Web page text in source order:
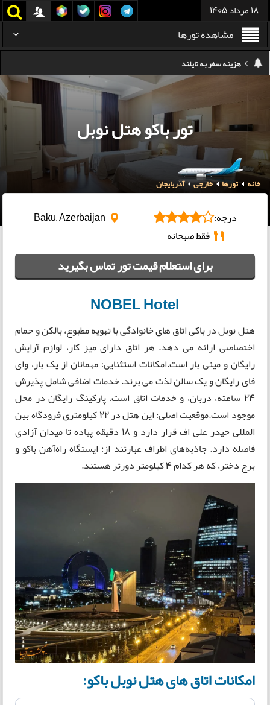
18 مرداد 1405
مشاهده تورها
هزینه سفر به تایلند
کدام هواپیمایی کدام ترمینال مهرآباد؟
استرداد بلیط هواپیما در شرایط جنگی
هزینه تفریحات استانبول ۲۰۲۵
سفر به ارمنستان | دیدنی‌ها و تجربیات جذاب
معرفی بهترین غذاهای محلی و خیابانی دبی
هزینه سفر به گرجستان
تور باکو هتل نوبل
خانه تورها خارجی آذربایجان
درجه:
فقط صبحانه
برای استعلام قیمت تور تماس بگیرید
NOBEL Hotel
هتل نوبل در باکی اتاق های خانوادگی با تهویه مطبوع، بالکن و حمام
اختصاصی ارائه می دهد. هر اتاق دارای میز کار، لوازم آرایش
رایگان و مینی بار است.امکانات استثنایی: مهمانان از یک بار، وای
فای رایگان و یک سالن لذت می برند. خدمات اضافی شامل پذیرش
24 ساعته، دربان، و خدمات اتاق است. پارکینگ رایگان در محل
موجود است.موقعیت اصلی: این هتل در 22 کیلومتری فرودگاه بین
المللی حیدر علی اف قرار دارد و 18 دقیقه پیاده تا میدان آزادی
فاصله دارد. جاذبه‌های اطراف عبارتند از: ایستگاه راه‌آهن باکو و
برج دختر، که هر کدام 4 کیلومتر دورتر هستند.
امکانات اتاق های هتل نوبل باکو: